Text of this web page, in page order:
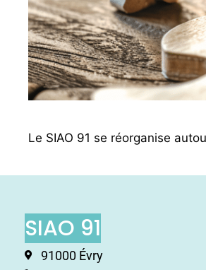
Le SIAO 91 se réorganise
SIAO 91
91000 Évry